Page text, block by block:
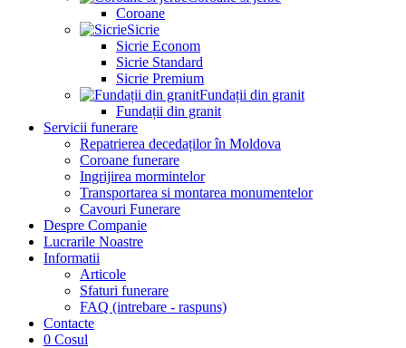
Coroane
Sicrie
Sicrie Econom
Sicrie Standard
Sicrie Premium
Fundații din granit
Fundații din granit
Servicii funerare
Repatrierea decedaților în Moldova
Coroane funerare
Ingrijirea mormintelor
Transportarea si montarea monumentelor
Cavouri Funerare
Despre Companie
Lucrarile Noastre
Informatii
Articole
Sfaturi funerare
FAQ (intrebare - raspuns)
Contacte
0 Cosul